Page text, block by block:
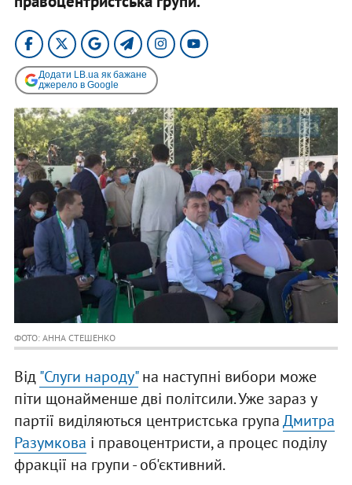
Додати LB.ua як бажане
джерело в Google
ФОТО: АННА СТЕШЕНКО
Від"Слуги народу"на наступні вибори може
піти щонайменше дві політсили. Уже зараз у
партії виділяються центристська групаДмитра
Разумкова і правоцентристи, а процес поділу
фракції на групи - об'єктивний.